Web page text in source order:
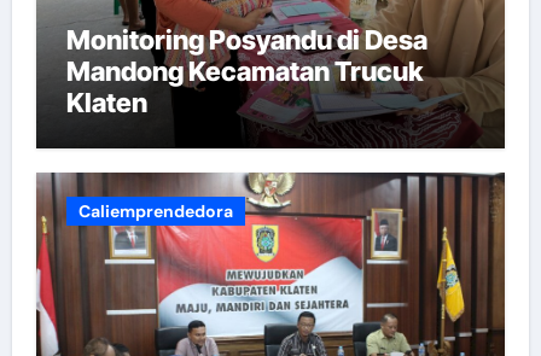
Monitoring Posyandu di Desa
Mandong Kecamatan Trucuk
Klaten
Caliemprendedora